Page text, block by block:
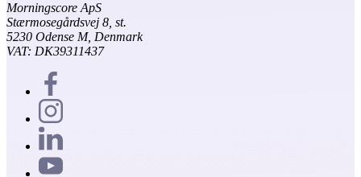
Morningscore ApS
Stærmosegårdsvej 8, st.
5230 Odense M, Denmark
VAT: DK39311437